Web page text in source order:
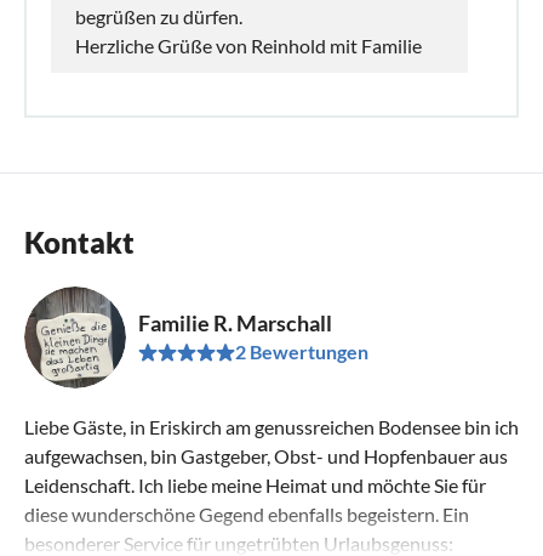
begrüßen zu dürfen.
Herzliche Grüße von Reinhold mit Familie
Kontakt
Familie R. Marschall
2 Bewertungen
Liebe Gäste, in Eriskirch am genussreichen Bodensee bin ich
aufgewachsen, bin Gastgeber, Obst- und Hopfenbauer aus
Leidenschaft. Ich liebe meine Heimat und möchte Sie für
diese wunderschöne Gegend ebenfalls begeistern. Ein
besonderer Service für ungetrübten Urlaubsgenuss: